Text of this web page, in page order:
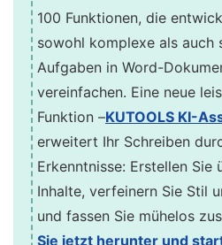
100 Funktionen, die
sowohl komplexe als auch
Aufgaben in Word-
vereinfachen. Eine neue
Funktion –KUTOOLS KI-
erweitert Ihr Schreiben
Erkenntnisse: Erstellen Sie
Inhalte, verfeinern Sie Stil
und fassen Sie mühelos
Sie jetzt herunter und